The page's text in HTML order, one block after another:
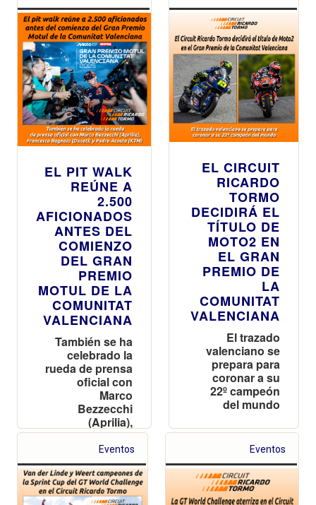
EL PIT WALK
REÚNE A
2.500
AFICIONADOS
ANTES DEL
COMIENZO
DEL GRAN
PREMIO
MOTUL DE LA
COMUNITAT
VALENCIANA
También se ha
celebrado la
rueda de prensa
oficial con
Marco
Bezzecchi
(Aprilia),
Francesco
Bagnaia (Ducati)
y Pedro Acosta
(KTM)
EL CIRCUIT
RICARDO
TORMO
DECIDIRÁ EL
TÍTULO DE
MOTO2 EN
EL GRAN
PREMIO DE
LA
COMUNITAT
VALENCIANA
El trazado
valenciano se
prepara para
coronar a su
22º campeón
del mundo
Eventos Eventos